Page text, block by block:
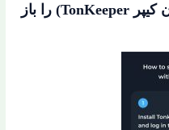
۶) اپلیکیشن کیف پول خود (تون کیپر TonKeeper) را باز